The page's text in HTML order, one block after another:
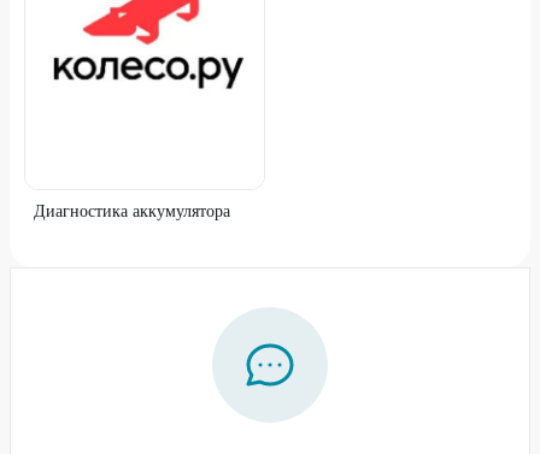
Диагностика аккумулятора